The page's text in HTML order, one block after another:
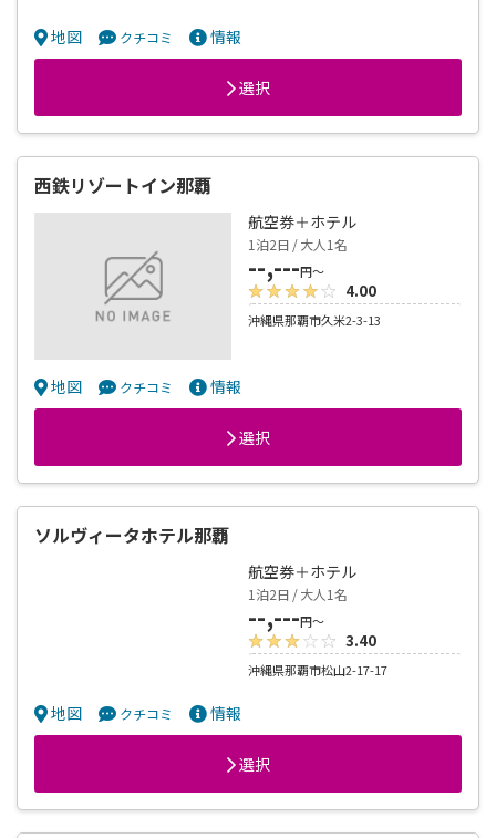
情報
選択
航空券＋ホテル
1泊2日 / 大人1名
--,---円～
情報
選択
航空券＋ホテル
1泊2日 / 大人1名
--,---円～